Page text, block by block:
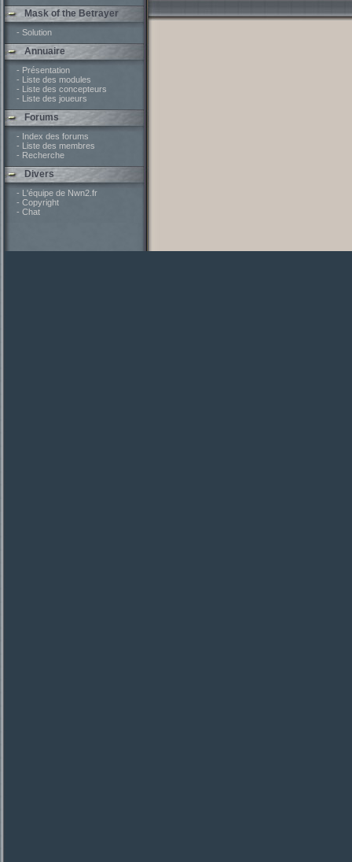
Mask of the Betrayer
- Solution
Annuaire
- Présentation
- Liste des modules
- Liste des concepteurs
- Liste des joueurs
Forums
- Index des forums
- Liste des membres
- Recherche
Divers
- L'équipe de Nwn2.fr
- Copyright
- Chat